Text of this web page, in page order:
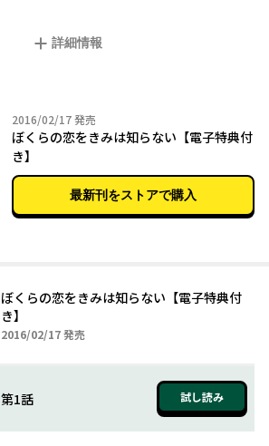
詳細情報
2016/02/172016年02月17日
発売
ぼくらの恋をきみは知らない【電子特典付
き】
最新刊をストアで購入
ぼくらの恋をきみは知らない【電子特典付
き】
2016/02/172016年02月17日
発売
第1話 試し読み